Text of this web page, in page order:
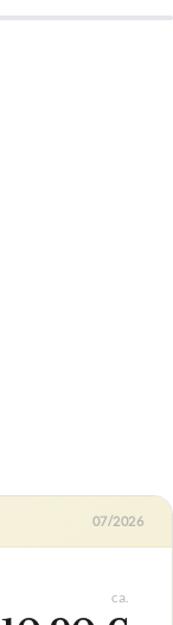
07/2026
ca.